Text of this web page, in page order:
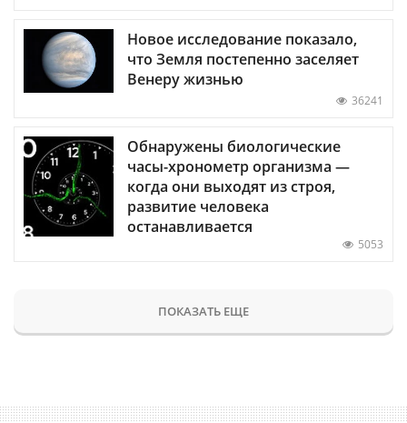
Новое исследование показало,
что Земля постепенно заселяет
Венеру жизнью
36241
Обнаружены биологические
часы-хронометр организма —
когда они выходят из строя,
развитие человека
останавливается
5053
ПОКАЗАТЬ ЕЩЕ